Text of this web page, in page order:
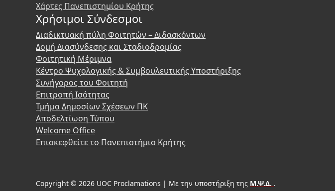
Χάρτες Πανεπιστημίου Κρήτης
Χρήσιμοι Σύνδεσμοι
Διαδικτυακή πύλη Φοιτητών – Διδασκόντων
Δομή Διασύνδεσης και Σταδιοδρομίας
Φοιτητική Μέριμνα
Κέντρο Ψυχολογικής & Συμβουλευτικής Υποστήριξης
Συνήγορος του Φοιτητή
Επιτροπή Ισότητας
Τμήμα Δημοσίων Σχέσεων ΠΚ
Αποδελτίωση Τύπου
Welcome Office
Επισκεφθείτε το Πανεπιστήμιο Κρήτης
Copyright © 2026 UOC Proclamations | Με την υποστήριξη της Μ.Ψ.Δ. .